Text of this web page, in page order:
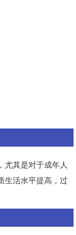
尤其是对于成年人
生活水平提高，过